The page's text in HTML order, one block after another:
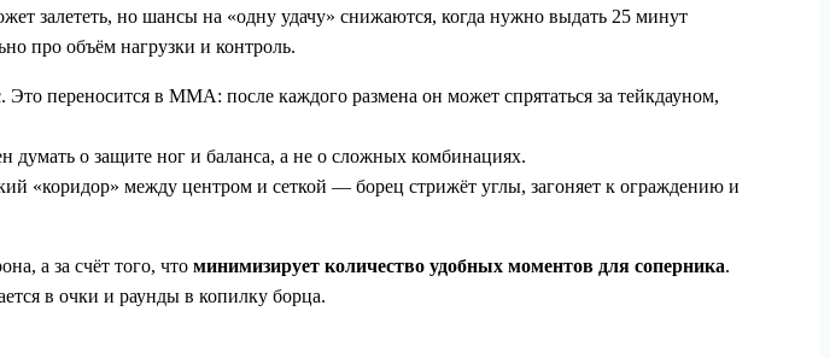
залететь, но шансы на «одну удачу» снижаются, когда нужно выдать 25 минут
про объём нагрузки и контроль.
Это переносится в ММА: после каждого размена он может спрятаться за тейкдауном,
о защите ног и баланса, а не о сложных комбинациях.
«коридор» между центром и сеткой — борец стрижёт углы, загоняет к ограждению и
а за счёт того, что минимизирует количество удобных моментов для соперника.
в очки и раунды в копилку борца.